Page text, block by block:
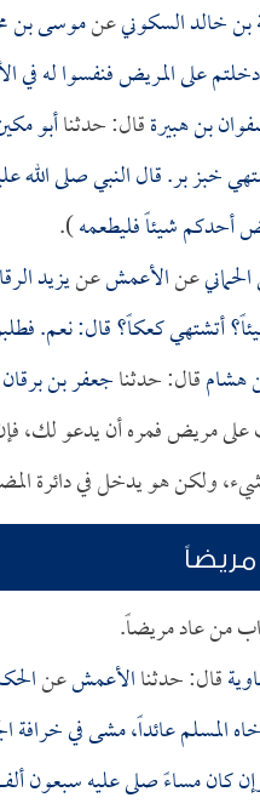
بن خالد السكونيعنموسى بن
على المريض فنفسوا له
بن هبيرةقال: حدثناأبو
خبز بر. قال النبي صلى الله
أحدكم شيئاً فليطعمه).
عنالأعمشعنيزيد
أتشتهي كعكاً؟ قال: نعم.
هشامقال: حدثناجعفر بن برقان
مريض فمره أن يدعو لك،
ولكن هو يدخل في دائرة
من عاد مريضاً.
قال: حدثناالأعمشعن
المسلم عائداً، مشى في
كان مساءً صلى عليه